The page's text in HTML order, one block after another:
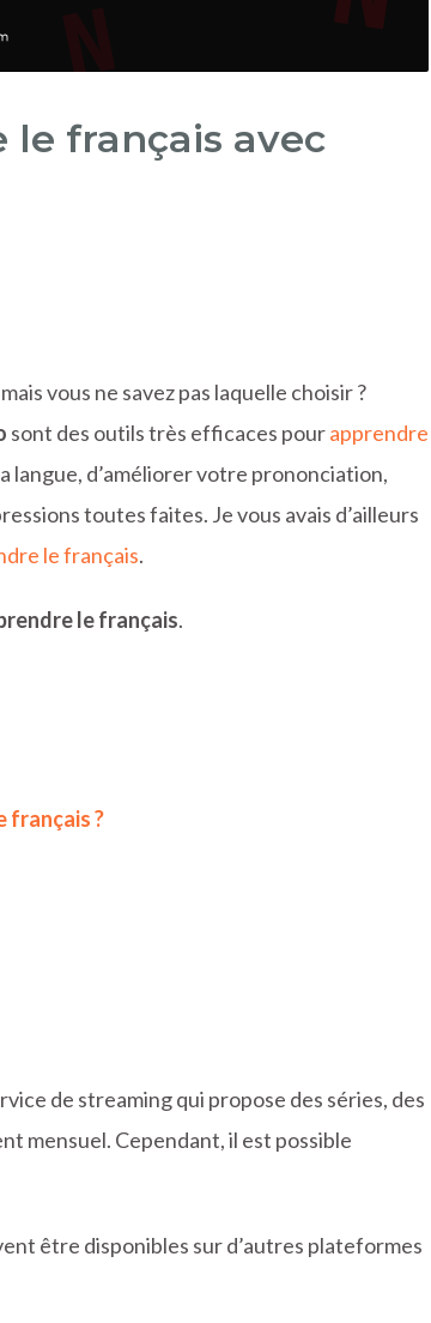
le français avec
mais vous ne savez pas laquelle choisir ?
sont des outils très efficaces pourapprendre
langue, d’améliorer votre prononciation,
toutes faites. Je vous avais d’ailleurs
le français.
le français.
français ?
de streaming qui propose des séries, des
mensuel. Cependant, il est possible
être disponibles sur d’autres plateformes